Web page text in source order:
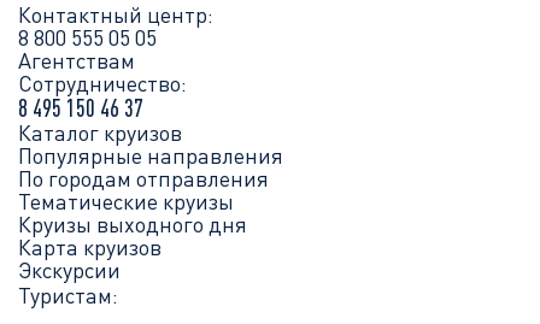
Контактный центр:
8 800 555 05 05
Агентствам
Сотрудничество:
8 495 150 46 37
Каталог круизов
Популярные направления
По городам отправления
Тематические круизы
Круизы выходного дня
Карта круизов
Экскурсии
Туристам: